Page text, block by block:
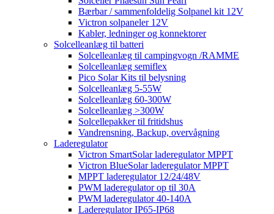
Bærbar / sammenfoldelig Solpanel kit 12V
Victron solpaneler 12V
Kabler, ledninger og konnektorer
Solcelleanlæg til batteri
Solcelleanlæg til campingvogn /RAMME
Solcelleanlæg semiflex
Pico Solar Kits til belysning
Solcelleanlæg 5-55W
Solcelleanlæg 60-300W
Solcelleanlæg >300W
Solcellepakker til fritidshus
Vandrensning, Backup, overvågning
Laderegulator
Victron SmartSolar laderegulator MPPT
Victron BlueSolar laderegulator MPPT
MPPT laderegulator 12/24/48V
PWM laderegulator op til 30A
PWM laderegulator 40-140A
Laderegulator IP65-IP68